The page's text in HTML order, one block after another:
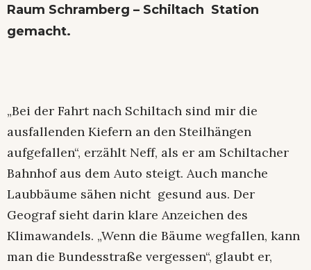
Raum Schramberg – Schiltach Station
gemacht.
„Bei der Fahrt nach Schiltach sind mir die
ausfallenden Kiefern an den Steilhängen
aufgefallen“, erzählt Neff, als er am Schiltacher
Bahnhof aus dem Auto steigt. Auch manche
Laubbäume sähen nicht gesund aus. Der
Geograf sieht darin klare Anzeichen des
Klimawandels. „Wenn die Bäume wegfallen, kann
man die Bundesstraße vergessen“, glaubt er,